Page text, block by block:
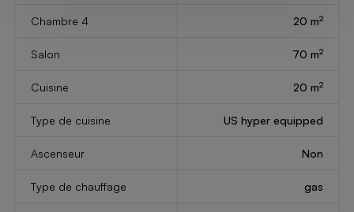
Chambre 4 20 m2
Salon 70 m2
Cuisine 20 m2
Type de cuisine US hyper equipped
Ascenseur Non
Type de chauffage gas